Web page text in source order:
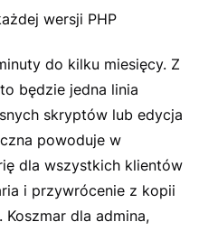
wersji PHP
do kilku miesięcy. Z
będzie jedna linia
skryptów lub edycja
powoduje w
dla wszystkich klientów
i przywrócenie z kopii
dla admina,